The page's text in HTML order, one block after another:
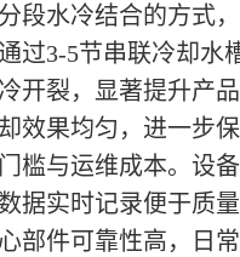
段水冷结合的方式
过3-5节串联冷却
开裂，显著提升产
果均匀，进一步
槛与运维成本。设
据实时记录便于质
部件可靠性高，日